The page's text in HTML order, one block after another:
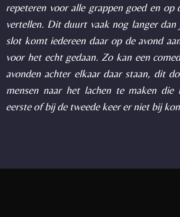
repeteren voor alle grappen goed en op
vertellen. Dit duurt vaak nog langer
slot komt iedereen daar op de avond
voor het echt gedaan. Zo kan een
avonden achter elkaar daar staan, dit
mensen naar het lachen te maken die
eerste of bij de tweede keer er niet bij